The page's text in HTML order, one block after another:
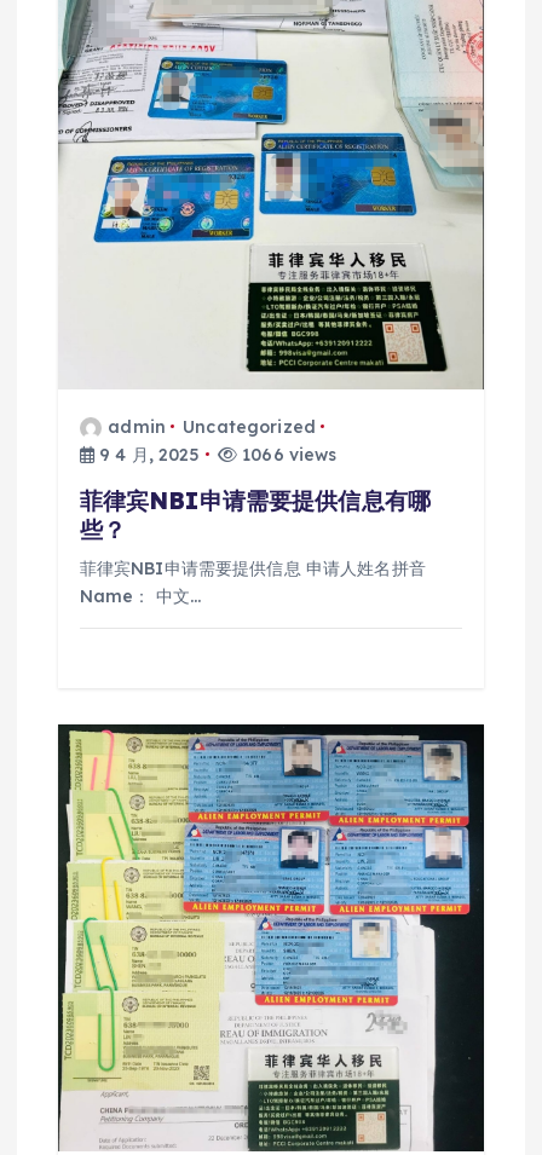
admin
Uncategorized
9 4 月, 2025
1066 views
菲律宾NBI申请需要提供信息有哪
些？
菲律宾NBI申请需要提供信息 申请人姓名拼音
Name： 中文…